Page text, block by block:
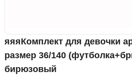
яяяКомплект для девочки
размер 36/140
бирюзовый